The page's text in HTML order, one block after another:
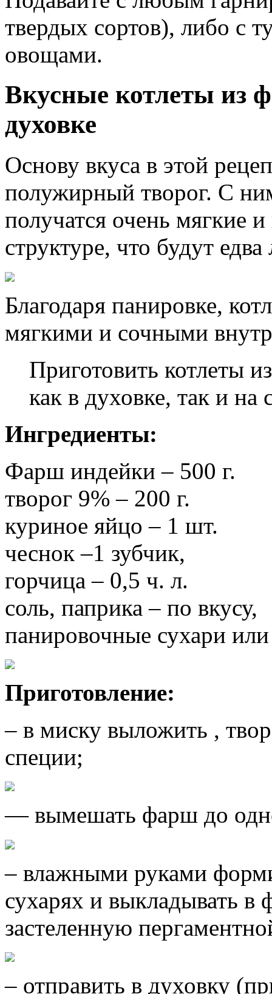
твердых сортов), либо с
овощами.
Вкусные котлеты из
духовке
Основу вкуса в этой
полужирный творог. С
получатся очень мягкие
структуре, что будут
Благодаря панировке,
мягкими и сочными
Приготовить котлеты
как в духовке, так и на
Ингредиенты:
Фарш индейки – 500 г.
творог 9% – 200 г.
куриное яйцо – 1 шт.
чеснок –1 зубчик,
горчица – 0,5 ч. л.
соль, паприка – по вкусу,
панировочные сухари
Приготовление:
– в миску выложить ,
специи;
— вымешать фарш до
– влажными руками
сухарях и выкладывать в
застеленную
– отправить в духовку